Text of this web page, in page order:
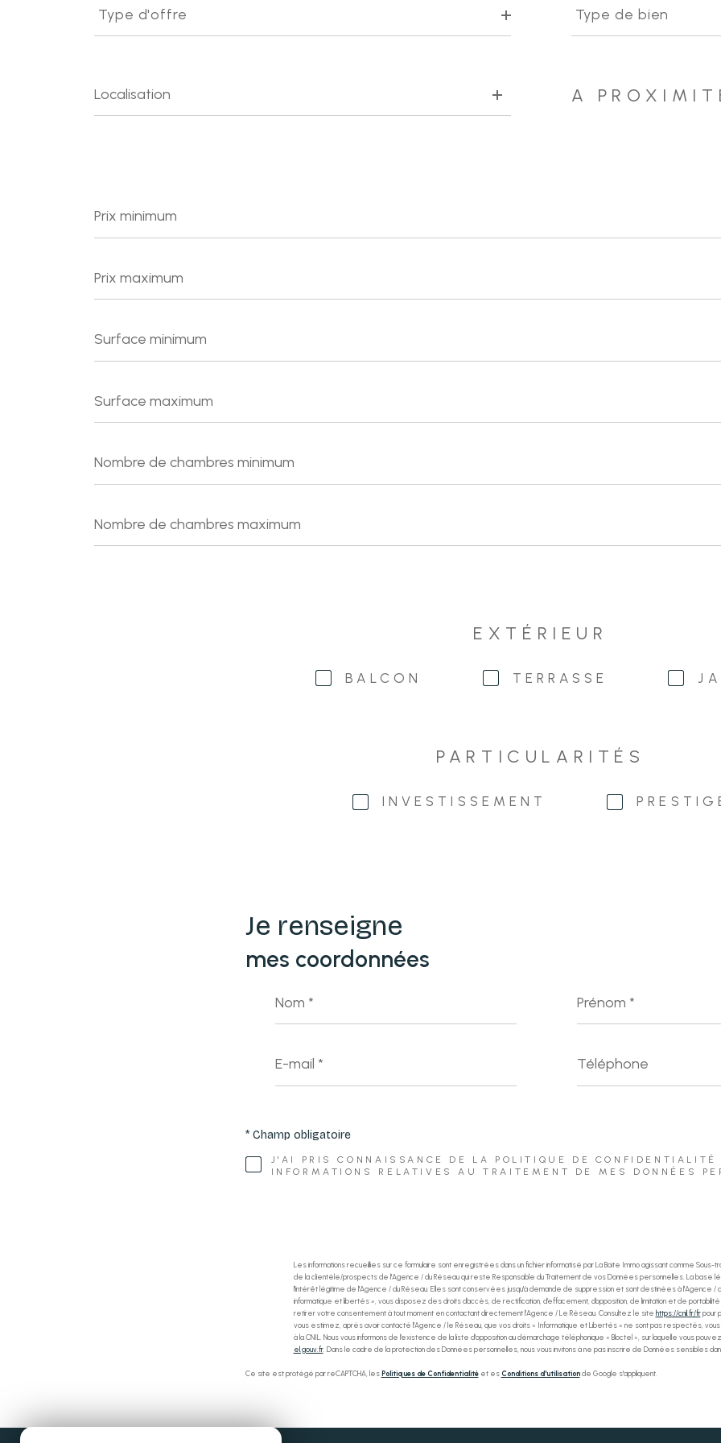
d'offre
Type d'offre
de
bien
Type de bien
A
minimum
maximum
minimum
maximum
de
chambres
minimum
de
chambres
maximum
EXTÉRIEUR
BALCON TERRASSE
PARTICULARITÉS
INVESTISSEMENT
Je renseigne
mes coordonnées
*
*
mail
*
J'AI PRIS CONNAISSANCE DE LA POLITIQUE DE CONFIDENTIALITÉ
INFORMATIONS RELATIVES AU TRAITEMENT DE MES DONNÉES
* Champ obligatoire
Les informations recueillies sur ce formulaire sont enregistrées dans un fichier informatisé par La Boite Immo agissant comme Sous-
de la clientèle/prospects de l'Agence / du Réseau qui reste Responsable du Traitement de vos Données personnelles. La base
l'intérêt légitime de l'Agence / du Réseau. Elles sont conservées jusqu'à demande de suppression et sont destinées à l'Agence /
informatique et libertés », vous disposez des droits d’accès, de rectification, d’effacement, d’opposition, de limitation et de
retirer votre consentement à tout moment en contactant directement l’Agence / Le Réseau. Consultez le site https://cnil.fr/frpour
vous estimez, après avoir contacté l'Agence / le Réseau, que vos droits « Informatique et Libertés » ne sont pas respectés,
à la CNIL. Nous vous informons de l’existence de la liste d'opposition au démarchage téléphonique « Bloctel », sur laquelle vous
el.gouv.fr. Dans le cadre de la protection des Données personnelles, nous vous invitons à ne pas inscrire de Données sensibles
Ce site est protégé par reCAPTCHA, lesPolitiques de Confidentialitéet es Conditions d'utilisationde Google s'appliquent.